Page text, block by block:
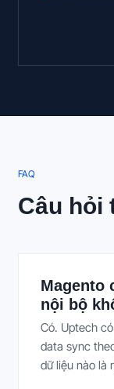
FAQ
Câu hỏi
Magento
nội bộ
Có. Uptech
data sync
dữ liệu nào là